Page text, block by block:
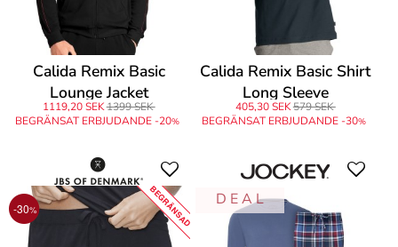
Calida Remix Basic
Lounge Jacket
1119,20 SEK1399 SEK
BEGRÄNSAT ERBJUDANDE -20%
Calida Remix Basic Shirt
Long Sleeve
405,30 SEK579 SEK
BEGRÄNSAT ERBJUDANDE -30%
-30% BEGRÄNSAD D E A L